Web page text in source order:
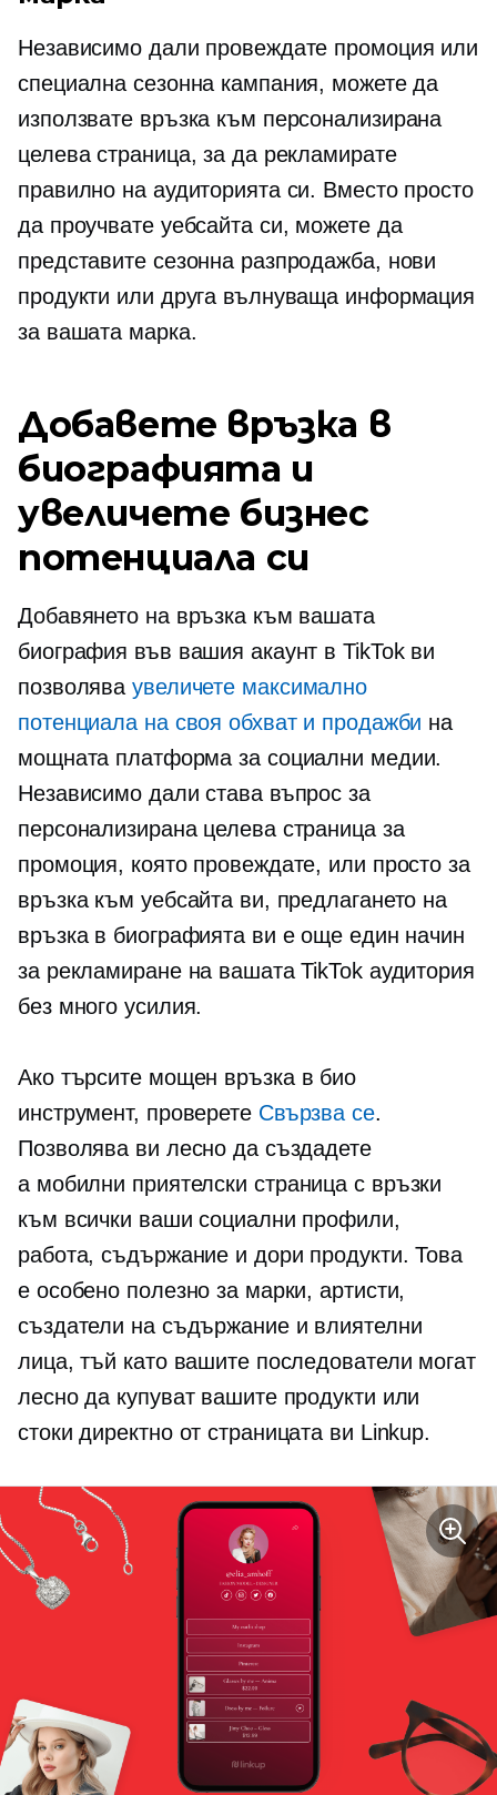
Независимо дали провеждате промоция или
специална сезонна кампания, можете да
използвате връзка към персонализирана
целева страница, за да рекламирате
правилно на аудиторията си. Вместо просто
да проучвате уебсайта си, можете да
представите сезонна разпродажба, нови
продукти или друга вълнуваща информация
за вашата марка.
Добавете връзка в
биографията и
увеличете бизнес
потенциала си
Добавянето на връзка към вашата
биография във вашия акаунт в TikTok ви
позволяваувеличете максимално
потенциала на своя обхват и продажби на
мощната платформа за социални медии.
Независимо дали става въпрос за
персонализирана целева страница за
промоция, която провеждате, или просто за
връзка към уебсайта ви, предлагането на
връзка в биографията ви е още един начин
за рекламиране на вашата TikTok аудитория
без много усилия.
Ако търсите мощен връзка в био
инструмент, проверете Свързва се.
Позволява ви лесно да създадете
a мобилни приятелски страница с връзки
към всички ваши социални профили,
работа, съдържание и дори продукти. Това
е особено полезно за марки, артисти,
създатели на съдържание и влиятелни
лица, тъй като вашите последователи могат
лесно да купуват вашите продукти или
стоки директно от страницата ви Linkup.